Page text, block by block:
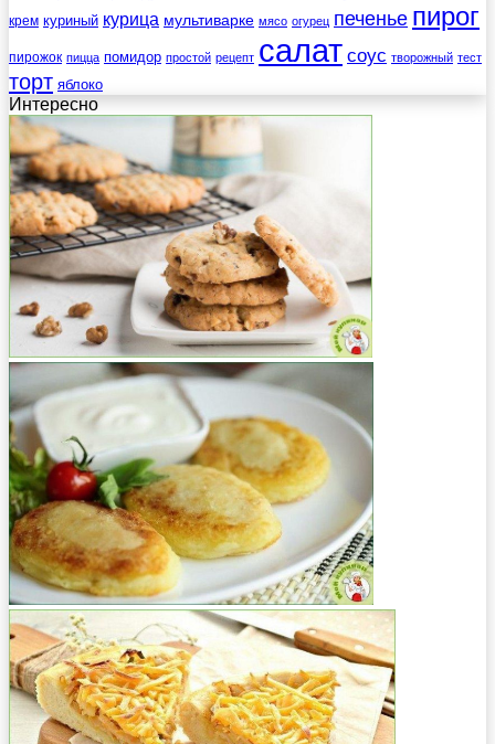
крем куриный курица мультиварке мясо огурец печенье пирог
пирожок пицца помидор простой рецепт салат соус творожный тест
торт яблоко
Интересно